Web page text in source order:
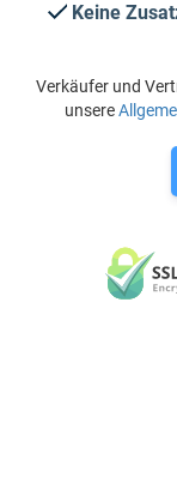
Keine
Verkäufer und
unsere